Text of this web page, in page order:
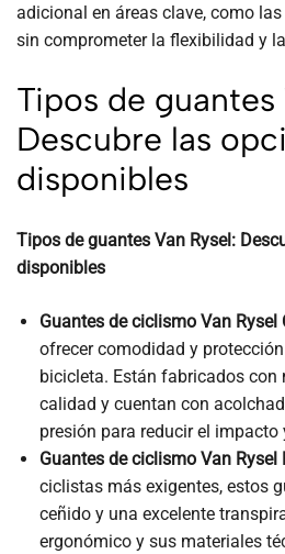
adicional en áreas clave, como
sin comprometer la flexibilidad y
Tipos de guantes
Descubre las
disponibles
Tipos de guantes Van Rysel:
disponibles
Guantes de ciclismo Van Rysel
ofrecer comodidad y
bicicleta. Están fabricados con
calidad y cuentan con
presión para reducir el impacto
Guantes de ciclismo Van Rysel
ciclistas más exigentes, estos
ceñido y una excelente
ergonómico y sus materiales